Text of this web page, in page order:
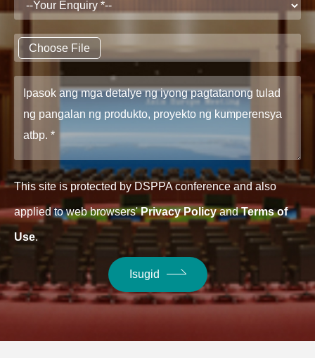
Choose File
This site is protected by DSPPA conference and also
applied to web browsers'Privacy PolicyandTerms of
Use.
Isugid